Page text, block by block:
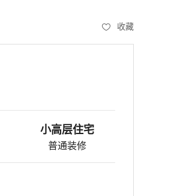
收藏
小高层住宅
普通装修